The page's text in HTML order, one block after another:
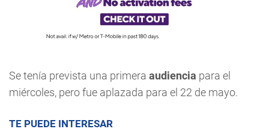
Se tenía prevista una primera audiencia para el
miércoles, pero fue aplazada para el 22 de mayo.
TE PUEDE INTERESAR